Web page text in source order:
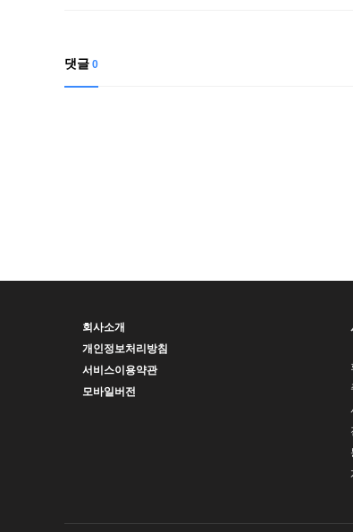
댓글 0
회사소개
개인정보처리방침
서비스이용약관
모바일버전